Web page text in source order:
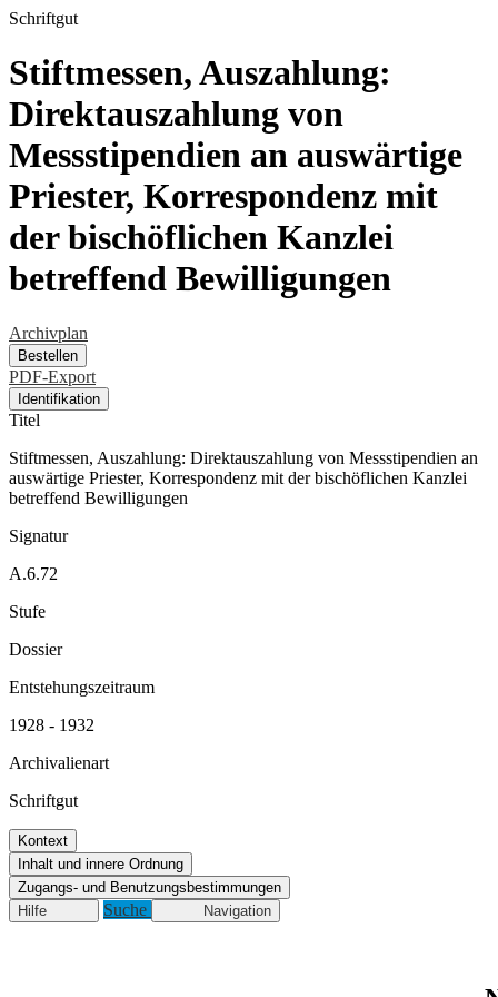
Schriftgut
Stiftmessen, Auszahlung:
Direktauszahlung von
Messstipendien an auswärtige
Priester, Korrespondenz mit
der bischöflichen Kanzlei
betreffend Bewilligungen
Archivplan
Bestellen
PDF-Export
Identifikation
Titel
Stiftmessen, Auszahlung: Direktauszahlung von Messstipendien an
auswärtige Priester, Korrespondenz mit der bischöflichen Kanzlei
betreffend Bewilligungen
Signatur
A.6.72
Stufe
Dossier
Entstehungszeitraum
1928 - 1932
Archivalienart
Schriftgut
Kontext
Inhalt und innere Ordnung
Zugangs- und Benutzungsbestimmungen
Hilfe
Suche Navigation